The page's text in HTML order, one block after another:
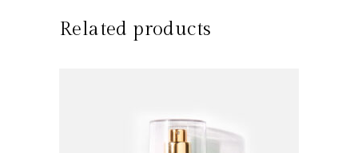
Related products